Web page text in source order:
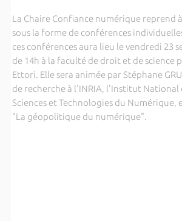
La Chaire Confiance numérique reprend
sous la forme de conférences
ces conférences aura lieu le vendredi 23
de 14h à la faculté de droit et de science
Ettori. Elle sera animée par Stéphane
de recherche à l'INRIA, l'Institut National
Sciences et Technologies du Numérique,
"La géopolitique du numérique".